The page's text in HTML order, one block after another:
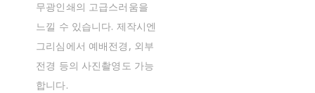
무광인쇄의 고급스러움을
느낄 수 있습니다. 제작시엔
그리심에서 예배전경, 외부
전경 등의 사진촬영도 가능
합니다.